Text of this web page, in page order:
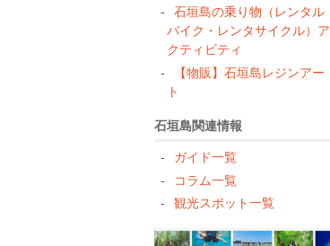
石垣島の乗り物（レンタル
バイク・レンタサイクル）ア
クティビティ
【物販】石垣島レジンアー
ト
石垣島関連情報
ガイド一覧
コラム一覧
観光スポット一覧